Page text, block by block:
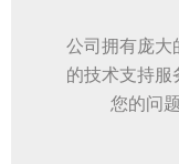
公司拥有庞大
的技术支持服
您的问